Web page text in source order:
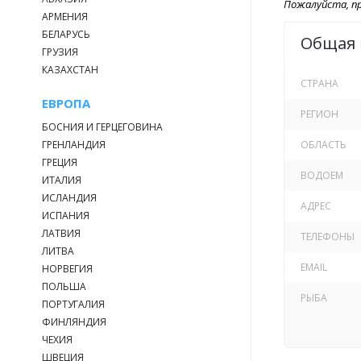
АРМЕНИЯ
БЕЛАРУСЬ
ГРУЗИЯ
КАЗАХСТАН
ЕВРОПА
БОСНИЯ И ГЕРЦЕГОВИНА
ГРЕНЛАНДИЯ
ГРЕЦИЯ
ИТАЛИЯ
ИСЛАНДИЯ
ИСПАНИЯ
ЛАТВИЯ
ЛИТВА
НОРВЕГИЯ
ПОЛЬША
ПОРТУГАЛИЯ
ФИНЛЯНДИЯ
ЧЕХИЯ
ШВЕЦИЯ
Пожалуйста,
Общая
СТРАНА
РЕГИОН
ОБЛАСТЬ
ВОДОЕМ
АДРЕС
ТЕЛЕФОНЫ
EMAIL
РЫБА